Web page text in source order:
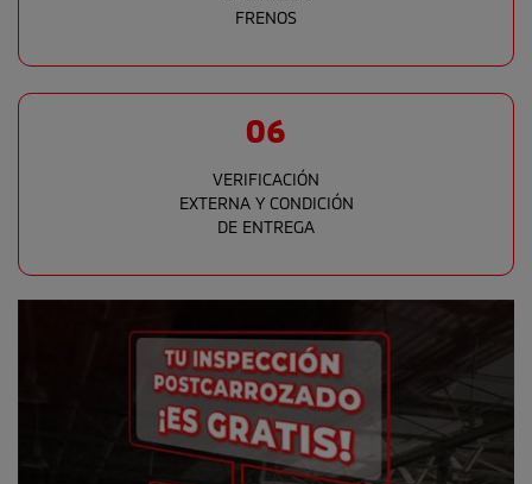
FRENOS
06
VERIFICACIÓN
EXTERNA Y CONDICIÓN
DE ENTREGA